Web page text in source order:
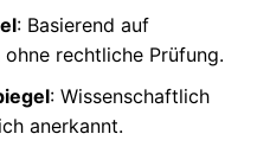
: Basierend auf
rechtliche Prüfung.
: Wissenschaftlich
anerkannt.